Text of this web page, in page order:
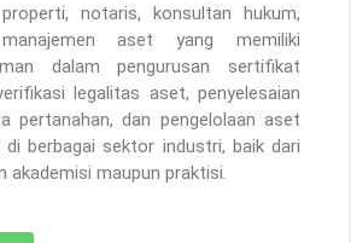
notaris, konsultan hukum,
aset yang memiliki
dalam pengurusan sertifikat
legalitas aset, penyelesaian
pertanahan, dan pengelolaan aset
di berbagai sektor industri, baik dari
akademisi maupun praktisi.
Corporate
Customer Service
Energy